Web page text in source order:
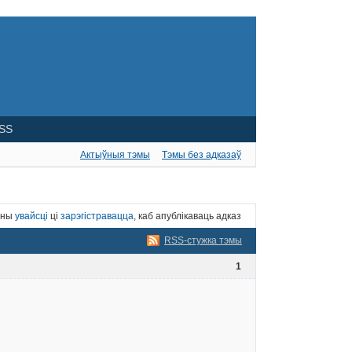
Актыўныя тэмы Тэмы без адказаў
увайсці ці зарэгістравацца , каб апублікаваць адказ
RSS-стужка тэмы
1